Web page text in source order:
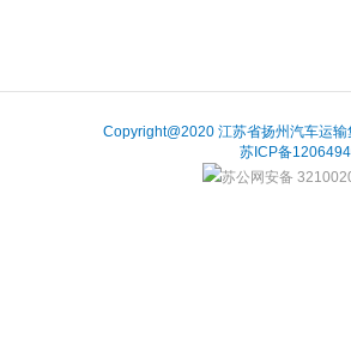
Copyright@2020 江苏省扬州汽车运
苏ICP备
苏公网安备